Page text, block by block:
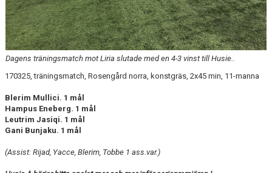
Dagens träningsmatch mot Liria slutade med en 4-3 vinst till Husie..
170325, träningsmatch, Rosengård norra, konstgräs, 2x45 min, 11-manna
Blerim Mullici. 1 mål
Hampus Eneberg. 1 mål
Leutrim Jasiqi. 1 mål
Gani Bunjaku. 1 mål
(Assist: Rijad, Yacce, Blerim, Tobbe 1 ass.var.)